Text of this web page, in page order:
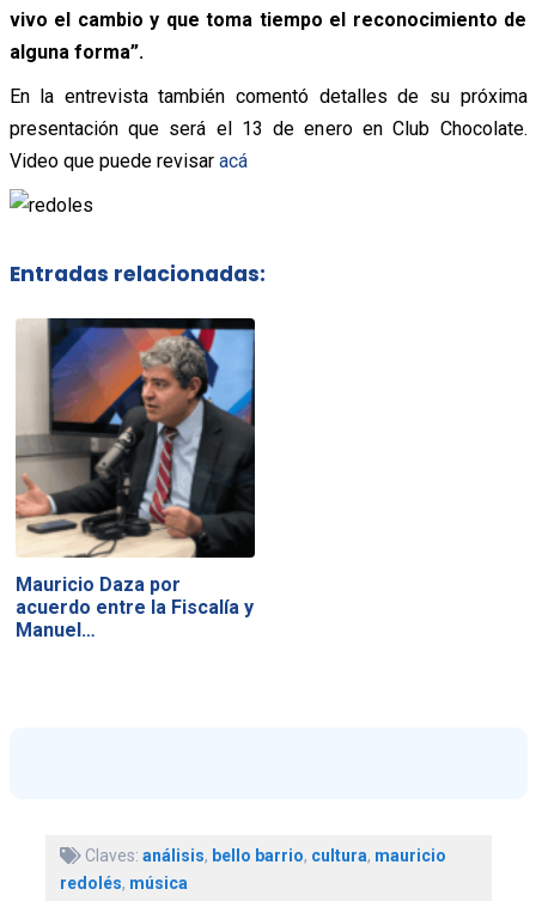
vivo el cambio y que toma tiempo el reconocimiento de
alguna forma”.
En la entrevista también comentó detalles de su próxima
presentación que será el 13 de enero en Club Chocolate.
Video que puede revisar acá
Entradas relacionadas:
Mauricio Daza por
acuerdo entre la Fiscalía y
Manuel…
Claves: análisis, bello barrio, cultura, mauricio
redolés, música